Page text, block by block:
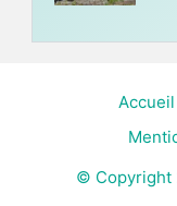
Accueil
© Copyright